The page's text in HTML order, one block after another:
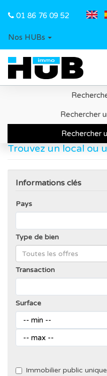
01 86 76 09 52
Nos HUBs
Rechercher
Rechercher
Recherche
Trouvez un local ou
Informations clés
Pays
Type de bien
Transaction
Surface
Immobilier public